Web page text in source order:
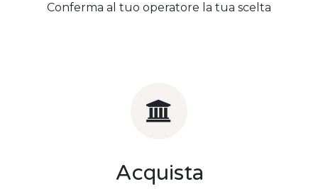
Conferma al tuo operatore la tua scelta
Acquista